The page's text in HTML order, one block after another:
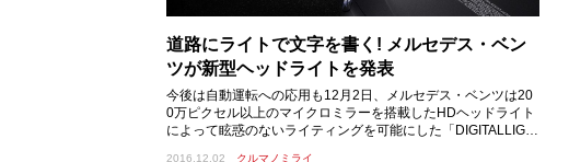
道路にライトで文字を書く! メルセデス・ベン
ツが新型ヘッドライトを発表
今後は自動運転への応用も12月2日、メルセデス・ベンツは20
0万ピクセル以上のマイクロミラーを搭載したHDヘッドライト
によって眩惑のないライティングを可能にした「DIGITALLIGH
2016.12.02 クルマノミライ